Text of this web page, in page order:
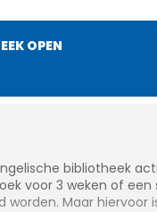
OPEN
bibliotheek
voor 3 weken of
Maar hiervoor